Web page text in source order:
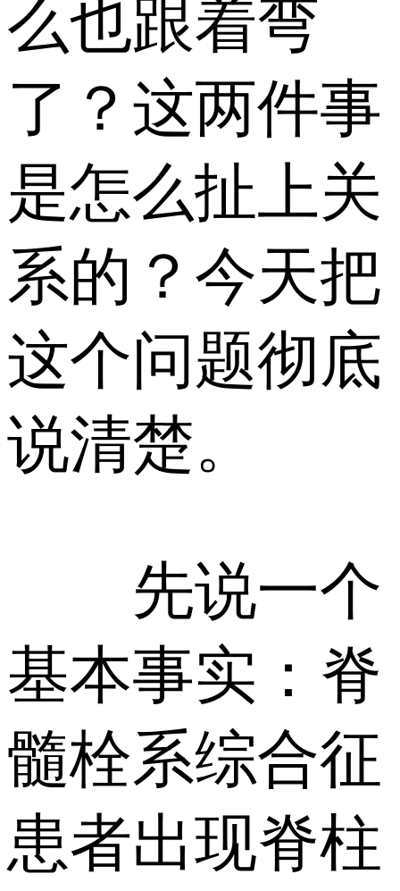
么也跟着弯
了？这两件事
是怎么扯上关
系的？今天把
这个问题彻底
说清楚。
先说一个
基本事实：脊
髓栓系综合征
患者出现脊柱